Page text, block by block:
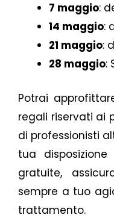
7 maggio:
14 maggio:
21 maggio:
28 maggio:
Potrai
regali riservati ai
di professionisti
tua
gratuite,
sempre a tuo
trattamento.